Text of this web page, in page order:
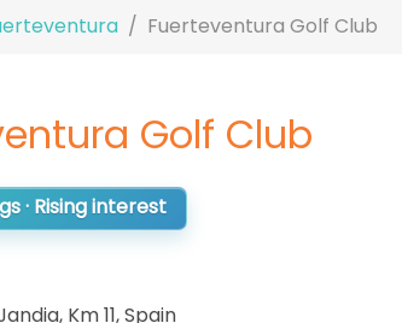
Fuerteventura Golf Club
Golf Club
· Rising interest
Km 11,Spain